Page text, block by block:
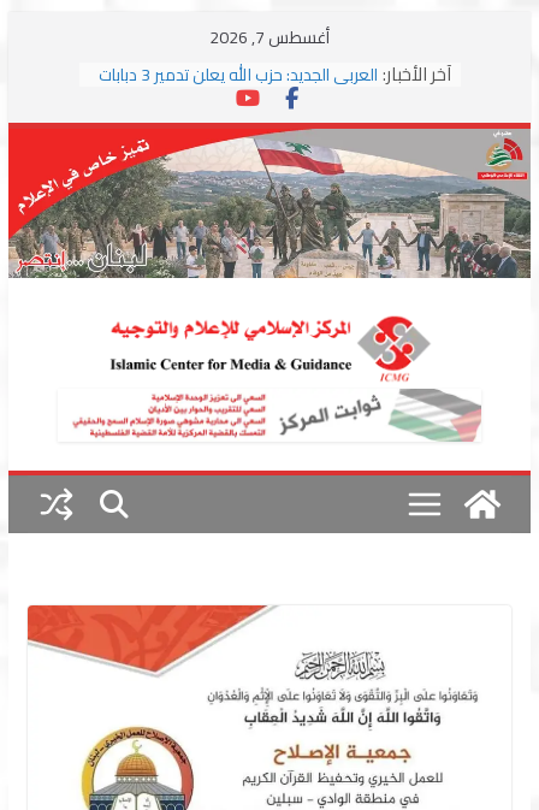
أغسطس 7, 2026
آخر الأخبار: العربي الجديد: حزب الله يعلن تدمير 3 دبابات
وسط اشتباكات مع جيش الاحتلال
ترامب: مذكرة التفاهم تمثل “استسلاما غير
مشروط” من جانب إيران
الجمهورية: إسرائيل إلى واشنطن بخريطة
احتلال جديدة ولبنان أمام اختبار التفاوض
بزشكيان وترامب يوقعان اتفاق إسلام آباد
تمهيداً لاستئناف المفاوضات
استهداف دراجة نارية على طريق العباسية